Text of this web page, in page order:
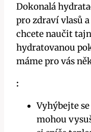
Dokonalá
pro zdraví vlasů
chcete naučit
hydratovanou
máme pro vás
:
Vyhýbejte
mohou